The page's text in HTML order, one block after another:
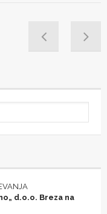
d.o.o. Breza na